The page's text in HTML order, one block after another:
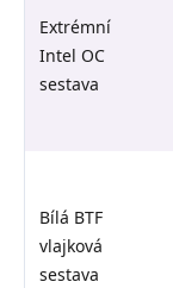
Extrémní
Intel OC
sestava
Bílá BTF
vlajková
sestava